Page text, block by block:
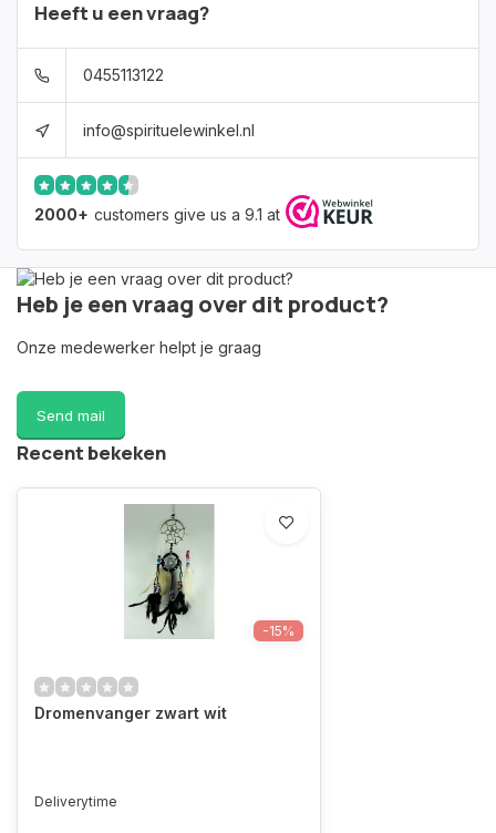
Heeft u een vraag?
0455113122
info@spirituelewinkel.nl
2000+ customers give us a 9.1 at
Heb je een vraag over dit product?
Onze medewerker helpt je graag
Send mail
Recent bekeken
-15%
Dromenvanger zwart wit
Deliverytime